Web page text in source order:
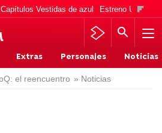
Capítulos Vestidas de azul Estreno Una
Extras Personajes Noticias
el reencuentro » Noticias